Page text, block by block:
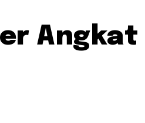
Angkat